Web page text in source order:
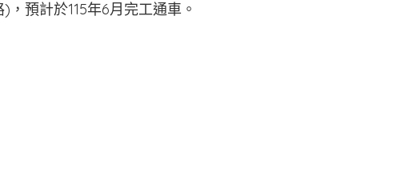
預計於115年6月完工通車。